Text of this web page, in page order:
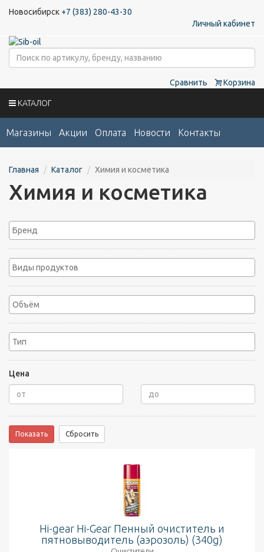
Новосибирск +7 (383) 280-43-30
Личный кабинет
Сравнить Корзина
КАТАЛОГ
Магазины Акции Оплата Новости Контакты
Главная Каталог Химия и косметика
Химия и косметика
Цена
Показать Сбросить
Hi-gear Hi-Gear Пенный очиститель и
пятновыводитель (аэрозоль) (340g)